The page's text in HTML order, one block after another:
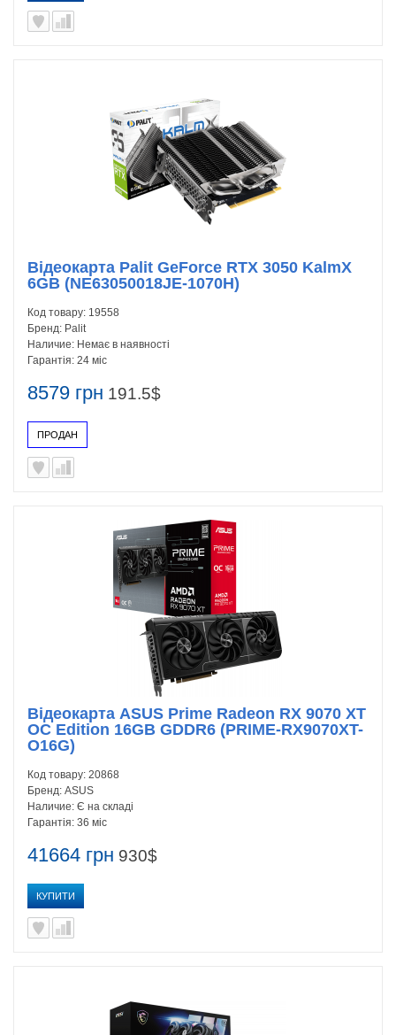
8579 грн 191.5$
ПРОДАН
Відеокарта Palit GeForce RTX 3050 KalmX
6GB (NE63050018JE-1070H)
Код товару: 19558
Бренд: Palit
Наличие: Немає в наявності
Гарантія: 24 міс
41664 грн 930$
КУПИТИ
Відеокарта ASUS Prime Radeon RX 9070 XT
OC Edition 16GB GDDR6 (PRIME-RX9070XT-
O16G)
Код товару: 20868
Бренд: ASUS
Наличие: Є на складі
Гарантія: 36 міс